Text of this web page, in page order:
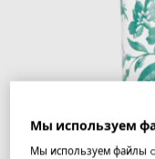
5
Мы используем
Мы используем файлы